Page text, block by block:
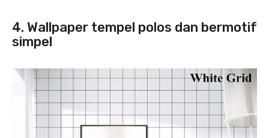
4. Wallpaper tempel polos dan bermotif
simpel